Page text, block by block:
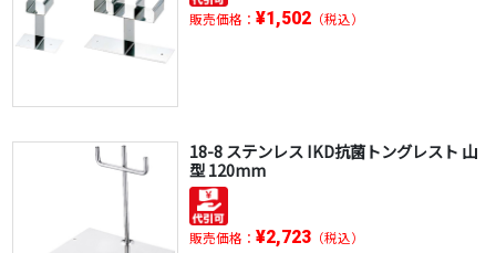
販売価格： ¥1,502（税込）
18-8 ステンレス IKD抗菌トングレスト 山
型 120mm
販売価格： ¥2,723（税込）